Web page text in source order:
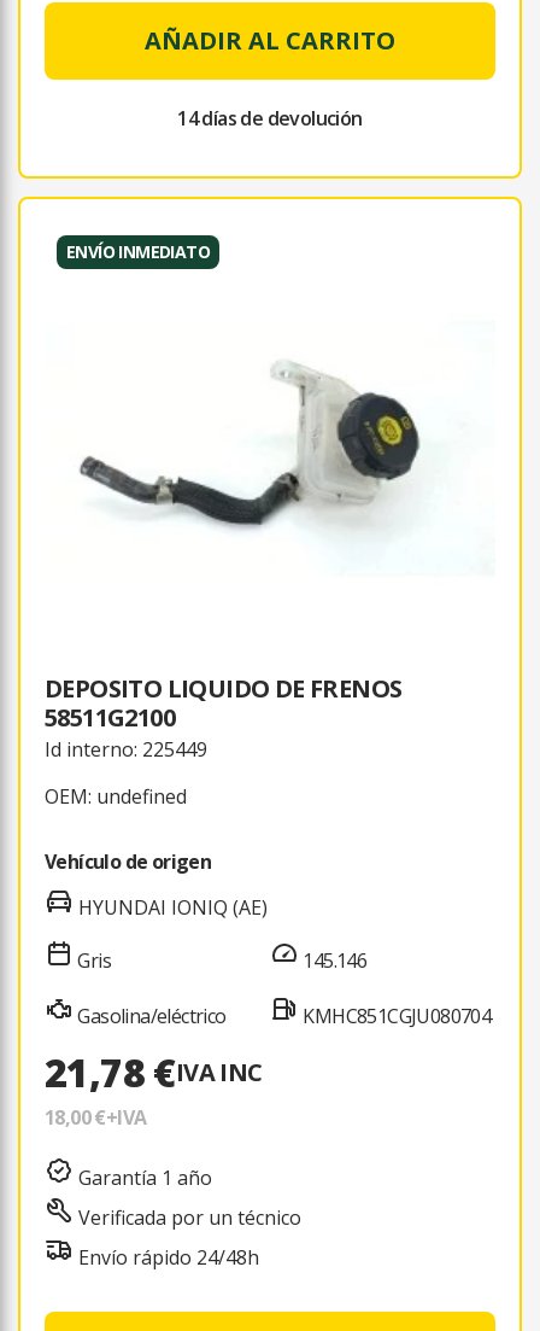
AÑADIR AL CARRITO
14 días de devolución
ENVÍO INMEDIATO
DEPOSITO LIQUIDO DE FRENOS
58511G2100
Id interno: 225449
OEM: undefined
Vehículo de origen
HYUNDAI IONIQ (AE)
Gris
Gasolina/eléctrico
145.146
KMHC851CGJU080704
21,78 €IVA INC
18,00 €+IVA
Garantía 1 año
Verificada por un técnico
Envío rápido 24/48h